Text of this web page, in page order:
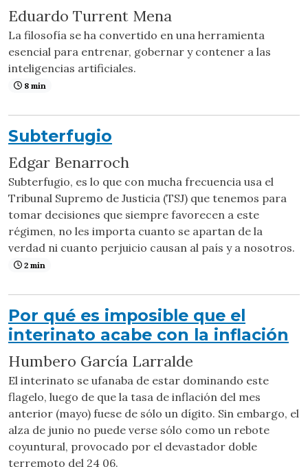
Eduardo Turrent Mena
La filosofía se ha convertido en una herramienta
esencial para entrenar, gobernar y contener a las
inteligencias artificiales.
8 min
Subterfugio
Edgar Benarroch
Subterfugio, es lo que con mucha frecuencia usa el
Tribunal Supremo de Justicia (TSJ) que tenemos para
tomar decisiones que siempre favorecen a este
régimen, no les importa cuanto se apartan de la
verdad ni cuanto perjuicio causan al país y a nosotros.
2 min
Por qué es imposible que el
interinato acabe con la inflación
Humbero García Larralde
El interinato se ufanaba de estar dominando este
flagelo, luego de que la tasa de inflación del mes
anterior (mayo) fuese de sólo un dígito. Sin embargo, el
alza de junio no puede verse sólo como un rebote
coyuntural, provocado por el devastador doble
terremoto del 24 06.